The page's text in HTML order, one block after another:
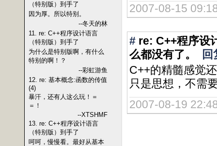
（特别版）到手了
因为厚。所以特别。
--冬天的林
11. re: C++程序设计语言
（特别版）到手了
为什么是特别版啊，有什么
特别的啊！？
--彩虹游鱼
12. re: 基本概念:函数的传值
(4)
暴汗，还有人这么玩！＝
＝！
--XTSHMF
13. re: C++程序设计语言
（特别版）到手了
呵呵，慢慢看。最好从基本
2007-08-15
# re: C++程序设
么都没有了。
回
C++的精髓感觉
只是思想，不需
2007-08-19